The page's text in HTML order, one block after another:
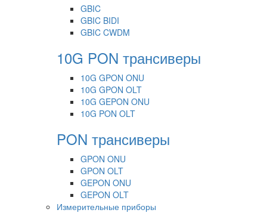
GBIC
GBIC BIDI
GBIC CWDM
10G PON трансиверы
10G GPON ONU
10G GPON OLT
10G GEPON ONU
10G PON OLT
PON трансиверы
GPON ONU
GPON OLT
GEPON ONU
GEPON OLT
Измерительные приборы